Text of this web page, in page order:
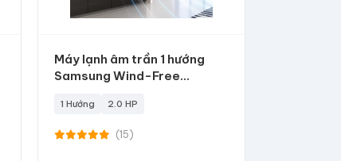
Máy lạnh âm trần 1 hướng
Samsung Wind-Free
1 Hướng 2.0 HP
(15)